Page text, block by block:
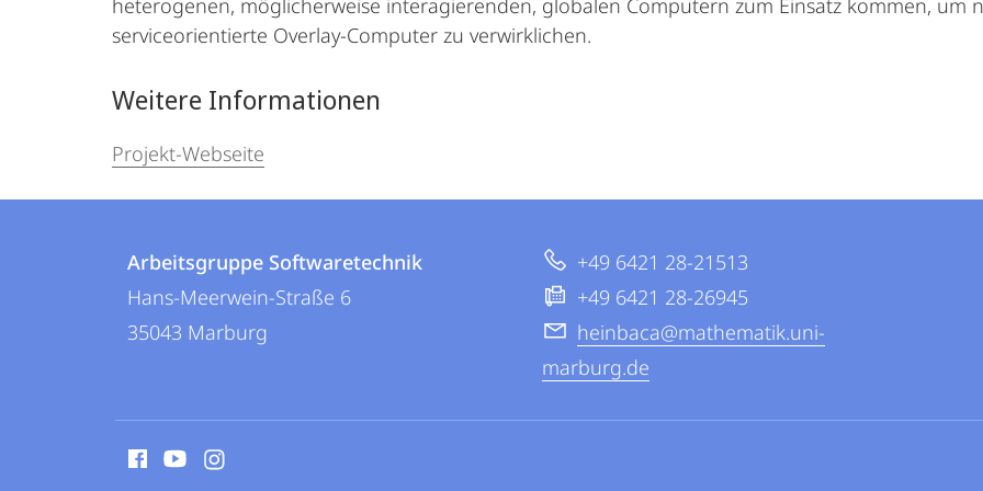
heterogenen, möglicherweise interagierenden, globalen Computern zum Einsatz kommen, um
serviceorientierte Overlay-Computer zu verwirklichen.
Weitere Informationen
Projekt-Webseite
Informationen
Kontaktinformationen
Arbeitsgruppe
Softwaretechnik
Arbeitsgruppe Softwaretechnik
Hans-Meerwein-Straße 6
35043 Marburg
+49 6421 28-21513
+49 6421 28-26945
heinbaca@mathematik.uni-
marburg.de
Media